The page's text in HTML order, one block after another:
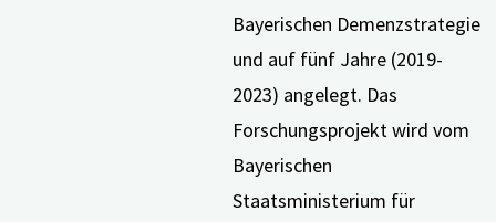
Bayerischen Demenzstrategie
und auf fünf Jahre (2019-
2023) angelegt. Das
Forschungsprojekt wird vom
Bayerischen
Staatsministerium für